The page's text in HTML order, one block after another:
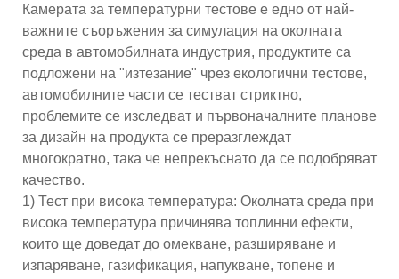
Камерата за температурни тестове е едно от най-
важните съоръжения за симулация на околната
среда в автомобилната индустрия, продуктите са
подложени на "изтезание" чрез екологични тестове,
автомобилните части се тестват стриктно,
проблемите се изследват и първоначалните планове
за дизайн на продукта се преразглеждат
многократно, така че непрекъснато да се подобряват
качество.
1) Тест при висока температура: Околната среда при
висока температура причинява топлинни ефекти,
които ще доведат до омекване, разширяване и
изпаряване, газификация, напукване, топене и